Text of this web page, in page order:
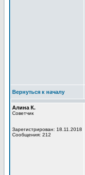
Вернуться к началу
Алина К.
Советчик
Зарегистрирован: 18.11.2018
Сообщения: 212